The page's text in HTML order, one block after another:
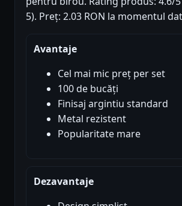
5). Preț: 2.03 RON la momentul
Avantaje
Cel mai mic preț per set
100 de bucăți
Finisaj argintiu standard
Metal rezistent
Popularitate mare
Dezavantaje